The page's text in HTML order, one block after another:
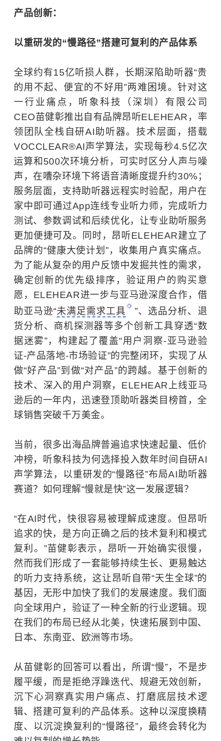
产品创新：
以重研发的“慢路径”搭建可复利的产品体系
全球约有15亿听损人群，长期深陷助听器“贵
的用不起、便宜的不好用”两难困境。针对这
一行业痛点，听象科技（深圳）有限公司
CEO苗健彰推出自有品牌昂听ELEHEAR，率
领团队全栈自研AI助听器。技术层面，搭载
VOCCLEAR®AI声学算法，实现每秒4.5亿次
运算和500次环境分析，可实时区分人声与噪
声，在嘈杂环境下将语音清晰度提升约30%；
服务层面，支持助听器远程实时验配，用户在
家中即可通过App连线专业听力师，完成听力
测试、参数调试和后续优化，让专业助听服务
更加便捷可及。同时，昂听ELEHEAR建立了
品牌的“健康大使计划”，收集用户真实痛点。
为了能从复杂的用户反馈中发掘共性的需求，
确定创新的优先级排序，验证用户的购买意
愿，ELEHEAR进一步与亚马逊深度合作，借
助亚马逊“未满足需求工具
”、选品分析、退
货分析、商机探测器等多个创新工具穿透“数
据迷雾”，构建起了覆盖“用户洞察-亚马逊验
证-产品落地-市场验证”的完整闭环，实现了从
做“好产品”到做“对产品”的跨越。基于创新的
技术、深入的用户洞察，ELEHEAR上线亚马
逊后的一年内，迅速登顶助听器类目榜首，全
球销售突破千万美金。
当前，很多出海品牌普遍追求快速起量、低价
冲榜，听象科技为何选择投入数年时间自研AI
声学算法，以重研发的“慢路径”布局AI助听器
赛道？如何理解“慢就是快”这一发展逻辑？
“在AI时代，快很容易被理解成速度。但昂听
追求的快，是方向正确之后的技术复利和模式
复利。”苗健彰表示，昂听一开始确实很慢，
然而我们形成了一套能够持续生长、更易触达
的听力支持系统，这让昂听自带“天生全球”的
基因，无形中加快了我们的发展速度。我们面
向全球用户，验证了一种全新的行业逻辑。现
在我们的布局已经从北美，快速拓展到中国、
日本、东南亚、欧洲等市场。
从苗健彰的回答可以看出，所谓“慢”，不是步
履平缓，而是拒绝浮躁迭代、规避无效创新，
沉下心洞察真实用户痛点、打磨底层技术逻
辑、搭建可复利的产品体系。这种以深度换精
度、以沉淀换复利的“慢路径”，最终会转化为